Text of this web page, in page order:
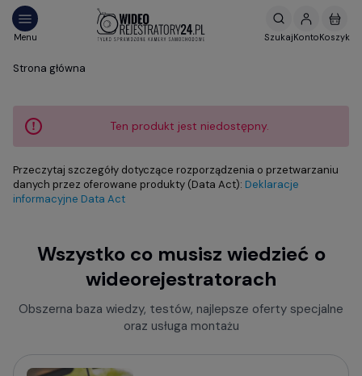
Strona główna
Ten produkt jest niedostępny.
Przeczytaj szczegóły dotyczące rozporządzenia o przetwarzaniu
danych przez oferowane produkty (Data Act): Deklaracje
informacyjne Data Act
Wszystko co musisz wiedzieć o
wideorejestratorach
Obszerna baza wiedzy, testów, najlepsze oferty specjalne
oraz usługa montażu